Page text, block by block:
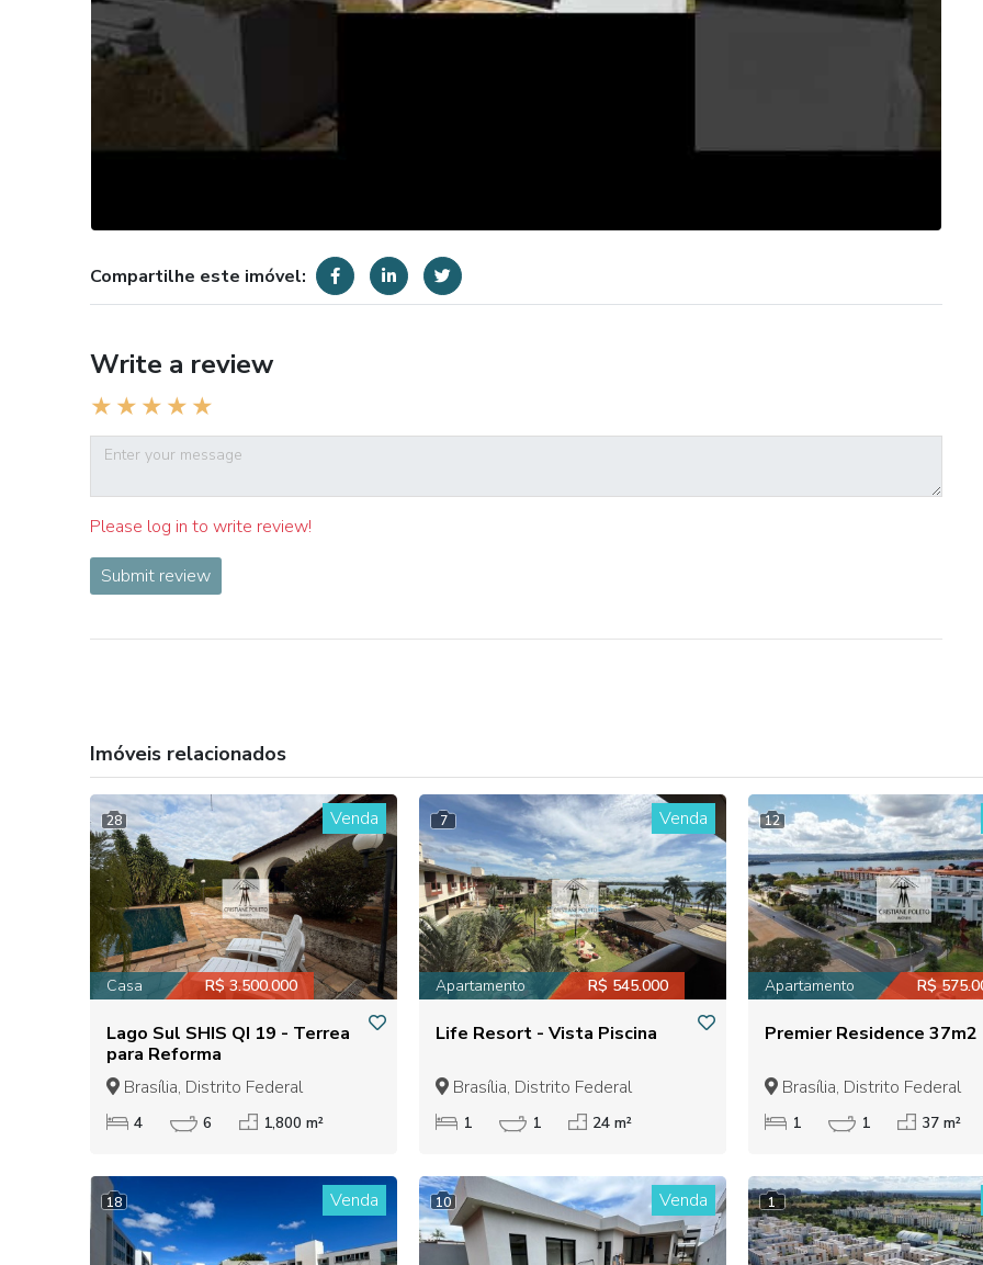
Compartilhe este imóvel:
Write a review
Please log in to write review!
Submit review
Imóveis relacionados
28 Venda
Casa R$ 3.500.000
Lago Sul SHIS QI 19 - Terrea
para Reforma
Brasília, Distrito Federal
4 6 1,800 m²
7 Venda
Apartamento R$ 545.000
Life Resort - Vista Piscina
Brasília, Distrito Federal
1 1 24 m²
12
Apartamento R$
Premier Residence 37m2
Brasília, Distrito Federal
1 1 37 m²
18 Venda 10 Venda 1